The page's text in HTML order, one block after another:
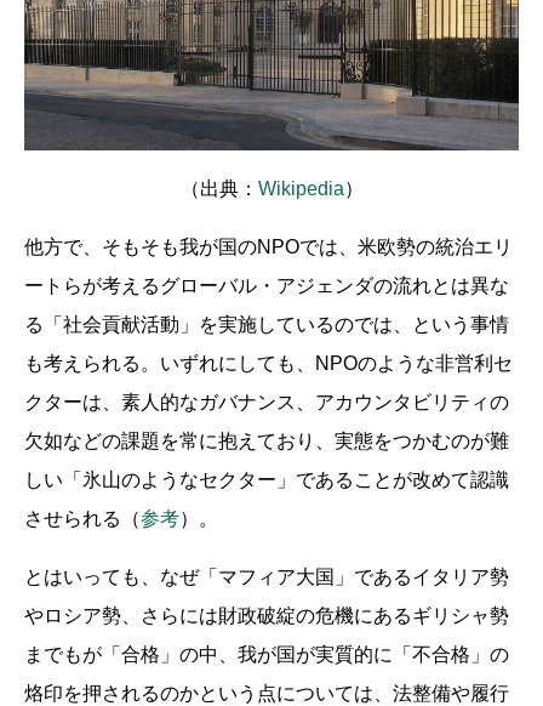
（出典： Wikipedia）
他方で、そもそも我が国のNPOでは、米欧勢の統治エリ
ートらが考えるグローバル・アジェンダの流れとは異な
る「社会貢献活動」を実施しているのでは、という事情
も考えられる。いずれにしても、NPOのような非営利セ
クターは、素人的なガバナンス、アカウンタビリティの
欠如などの課題を常に抱えており、実態をつかむのが難
しい「氷山のようなセクター」であることが改めて認識
させられる（参考）。
とはいっても、なぜ「マフィア大国」であるイタリア勢
やロシア勢、さらには財政破綻の危機にあるギリシャ勢
までもが「合格」の中、我が国が実質的に「不合格」の
烙印を押されるのかという点については、法整備や履行